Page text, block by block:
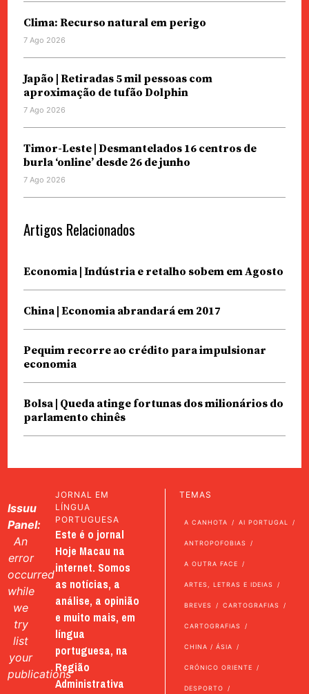
Clima: Recurso natural em perigo
7 Ago 2026
Japão | Retiradas 5 mil pessoas com
aproximação de tufão Dolphin
7 Ago 2026
Timor-Leste | Desmantelados 16 centros de
burla ‘online’ desde 26 de junho
7 Ago 2026
Artigos Relacionados
Economia | Indústria e retalho sobem em Agosto
China | Economia abrandará em 2017
Pequim recorre ao crédito para impulsionar
economia
Bolsa | Queda atinge fortunas dos milionários do
parlamento chinês
Issuu
Panel:
An
error
occurred
while
we
try
list
your
publications
JORNAL EM
LÍNGUA
PORTUGUESA
Este é o jornal
Hoje Macau na
internet. Somos
as notícias, a
análise, a opinião
e muito mais, em
língua
portuguesa, na
Região
Administrativa
TEMAS
A CANHOTA AI PORTUGAL
ANTROPOFOBIAS
A OUTRA FACE
ARTES, LETRAS E IDEIAS
BREVES CARTOGRAFIAS
CARTOGRAFIAS
CHINA / ÁSIA
CRÓNICO ORIENTE
DESPORTO